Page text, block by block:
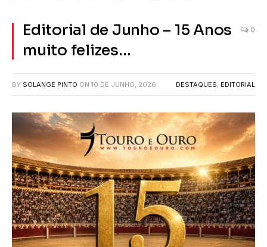
Editorial de Junho – 15 Anos
muito felizes…
0
BY SOLANGE PINTO ON 10 DE JUNHO, 2026 DESTAQUES, EDITORIAL